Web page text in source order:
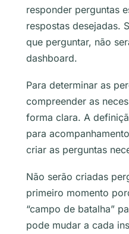
responder perguntas
respostas desejadas.
que perguntar, não
dashboard.
Para determinar as
compreender as
forma clara. A
para
criar as perguntas
Não serão criadas
primeiro momento
“campo de batalha”
pode mudar a cada